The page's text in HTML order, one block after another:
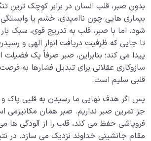
آیا شناخت و اصلاح ریشه های رفتار انسان
قلب می شود؟
پل صراط چیست؟ پل صراط حقیقتی انکار
تنها یک استعاره دینی است؟
راه عبور از صراط چیست؟ آیا میانبری کوتاه برای
صراط وجود دارد؟
رضایت از خداوند؛ نشانه ای از سلامت قلب یا
شرایط؟
بزرگ ترین امانت زندگی ما چیست و امانت
بدون صبر، قلب انسان در برابر کوچک ترین
بیماری هایی چون ناامیدی، خشم یا
شود. اما با صبر، قلب به تدریج قوی، سبک
تا جایی که ظرفیت دریافت انوار الهی و
پیدا می کند؛ بنابراین، صبر صرفاً یک فضیلت
سازوکاری عقلانی برای تبدیل فشارها به
قلبی سلیم است.
پس اگر هدف نهایی ما رسیدن به قلبی پاک
جز تمرین صبر نداریم. صبر همان مکانیزمی
فروپاشی حفظ می کند، قلب را از آلودگی ها
مقام جانشینی خداوند نزدیک می سازد. در